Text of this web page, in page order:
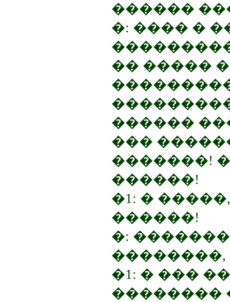
������
�: ���� �
�� �����
������
���
�������!
������!
�1: �
������!
�:
��������,
�1: � ���
��������